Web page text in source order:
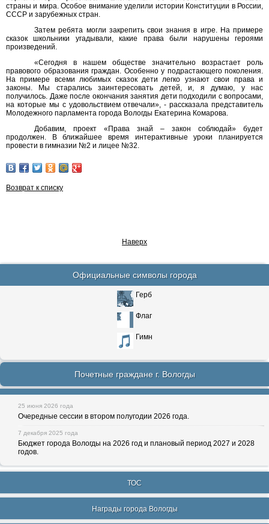
страны и мира. Особое внимание уделили истории Конституции в России,
СССР и зарубежных стран.
Затем ребята могли закрепить свои знания в игре. На примере
сказок школьники угадывали, какие права были нарушены героями
произведений.
«Сегодня в нашем обществе значительно возрастает роль
правового образования граждан. Особенно у подрастающего поколения.
На примере всеми любимых сказок дети легко узнают свои права и
законы. Мы старались заинтересовать детей, и, я думаю, у нас
получилось. Даже после окончания занятия дети подходили с вопросами,
на которые мы с удовольствием отвечали», - рассказала представитель
Молодежного парламента города Вологды Екатерина Комарова.
Добавим, проект «Права знай – закон соблюдай» будет
продолжен. В ближайшее время интерактивные уроки планируется
провести в гимназии №2 и лицее №32.
Возврат к списку
Наверх
Официальные символы города
Герб
Флаг
Гимн
Почетные граждане г. Вологды
25 июня 2026 года
Очередные сессии в втором полугодии 2026 года.
7 декабря 2025 года
Бюджет города Вологды на 2026 год и плановый период 2027 и 2028
годов.
ТОС
Награды города Вологды